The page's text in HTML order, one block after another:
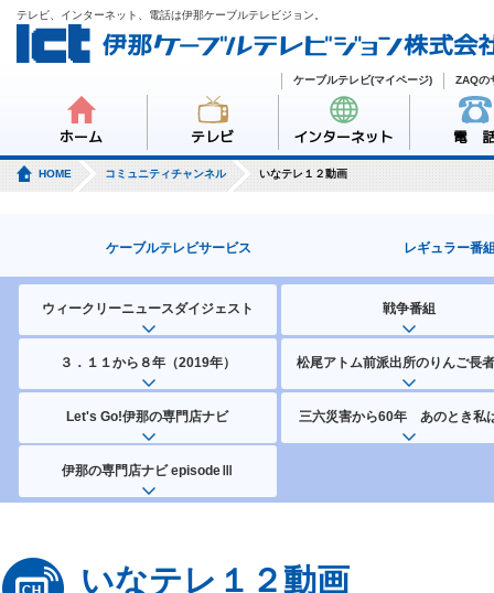
テレビ、インターネット、電話は伊那ケーブルテレビジョン。
ホーム テレビ インターネット 電
ZAQの
ケーブルテレビ(マイページ)
HOME コミュニティチャンネル いなテレ１２動画
ケーブルテレビサービス レギュラー番
ウィークリーニュースダイジェスト 戦争番組
３．１１から８年（2019年） 松尾アトム前派出所のりんご長
Let's Go!伊那の専門店ナビ 三六災害から60年 あのとき私
伊那の専門店ナビ episodeⅢ
いなテレ１２動画